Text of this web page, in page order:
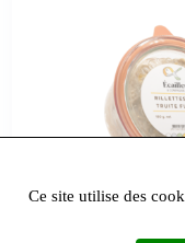
Ce site utilise des